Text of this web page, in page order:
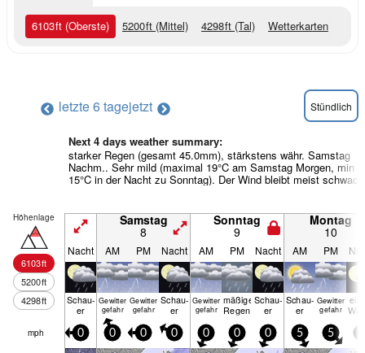
6103ft (Oberste) 5200ft (Mittel) 4298ft (Tal) Wetterkarten
letzte 6 tagejetzt Stündlich
Next 4 days weather summary:
starker Regen (gesamt 45.0mm), stärkstens währ. Samstag
Nachm.. Sehr mild (maximal 19°C am Samstag Morgen, min
15°C in der Nacht zu Sonntag). Der Wind bleibt meist
Höhenlage
6103ft
5200ft
4298ft
Samstag
8
Sonntag
9
Montag
10
Nacht AM PM Nacht AM PM Nacht AM PM
Schau­
er
Gewitter
gefahr
Gewitter
gefahr
Schau­
er
Gewitter
gefahr
mäßiger
Regen
Schau­
er
Schau­
er
Gewitter
gefahr
mph 0 0 0 0 0 0 0 5 5